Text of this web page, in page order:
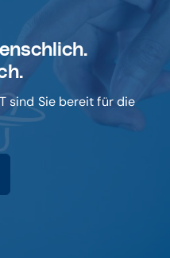
sind Sie bereit für die